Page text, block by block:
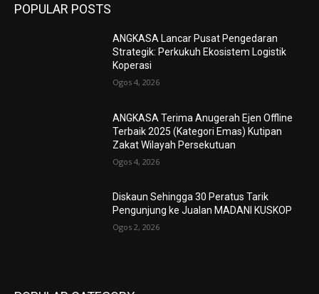
POPULAR POSTS
ANGKASA Lancar Pusat Pengedaran
Strategik: Perkukuh Ekosistem Logistik
Koperasi
Ogos 4, 2026
ANGKASA Terima Anugerah Ejen Offline
Terbaik 2025 (Kategori Emas) Kutipan
Zakat Wilayah Persekutuan
Ogos 4, 2026
Diskaun Sehingga 30 Peratus Tarik
Pengunjung ke Jualan MADANI KUSKOP
Ogos 2, 2026